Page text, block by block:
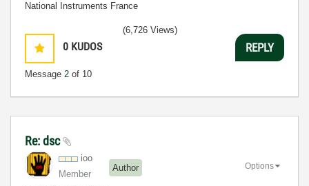
National Instruments France
0 KUDOS
Message 2 of 10
(6,726 Views)
REPLY
Re: dsc
ioo
Member
Author Options